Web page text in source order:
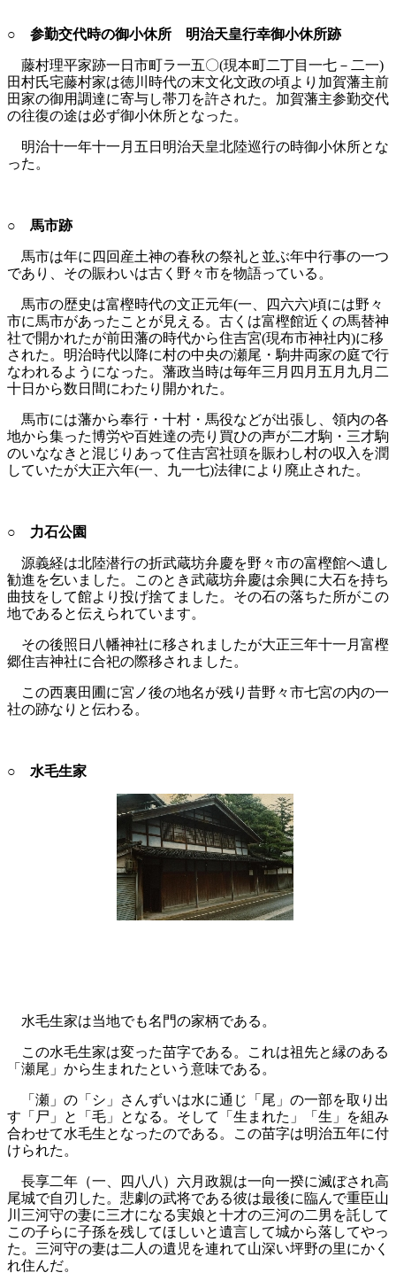
○ 参勤交代時の御小休所 明治天皇行幸御小休所跡
藤村理平家跡一日市町ラ一五〇(現本町二丁目一七－二一)
田村氏宅藤村家は徳川時代の末文化文政の頃より加賀藩主前
田家の御用調達に寄与し帯刀を許された。加賀藩主参勤交代
の往復の途は必ず御小休所となった。
明治十一年十一月五日明治天皇北陸巡行の時御小休所とな
った。
○ 馬市跡
馬市は年に四回産土神の春秋の祭礼と並ぶ年中行事の一つ
であり、その賑わいは古く野々市を物語っている。
馬市の歴史は富樫時代の文正元年(一、四六六)頃には野々
市に馬市があったことが見える。古くは富樫館近くの馬替神
社で開かれたが前田藩の時代から住吉宮(現布市神社内)に移
された。明治時代以降に村の中央の瀬尾・駒井両家の庭で行
なわれるようになった。藩政当時は毎年三月四月五月九月二
十日から数日間にわたり開かれた。
馬市には藩から奉行・十村・馬役などが出張し、領内の各
地から集った博労や百姓達の売り買ひの声が二才駒・三才駒
のいななきと混じりあって住吉宮社頭を賑わし村の収入を潤
していたが大正六年(一、九一七)法律により廃止された。
○ 力石公園
源義経は北陸潜行の折武蔵坊弁慶を野々市の富樫館へ遺し
勧進を乞いました。このとき武蔵坊弁慶は余興に大石を持ち
曲技をして館より投げ捨てました。その石の落ちた所がこの
地であると伝えられています。
その後照日八幡神社に移されましたが大正三年十一月富樫
郷住吉神社に合祀の際移されました。
この西裏田圃に宮ノ後の地名が残り昔野々市七宮の内の一
社の跡なりと伝わる。
○ 水毛生家
水毛生家は当地でも名門の家柄である。
この水毛生家は変った苗字である。これは祖先と縁のある
「瀬尾」から生まれたという意味である。
「瀬」の「シ」さんずいは水に通じ「尾」の一部を取り出
す「尸」と「毛」となる。そして「生まれた」「生」を組み
合わせて水毛生となったのである。この苗字は明治五年に付
けられた。
長享二年（一、四八八）六月政親は一向一揆に滅ぼされ高
尾城で自刃した。悲劇の武将である彼は最後に臨んで重臣山
川三河守の妻に三才になる実娘と十才の三河の二男を託して
この子らに子孫を残してほしいと遺言して城から落してやっ
た。三河守の妻は二人の遺児を連れて山深い坪野の里にかく
れ住んだ。